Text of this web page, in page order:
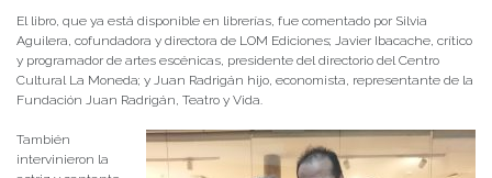
El libro, que ya está disponible en librerías, fue comentado por Silvia
Aguilera, cofundadora y directora de LOM Ediciones; Javier Ibacache, crítico
y programador de artes escénicas, presidente del directorio del Centro
Cultural La Moneda; y Juan Radrigán hijo, economista, representante de la
Fundación Juan Radrigán, Teatro y Vida.
También
intervinieron la